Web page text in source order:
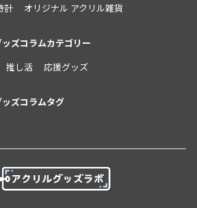
計
オリジナル アクリル雑貨
ズコラムカテゴリー
推し活 応援グッズ
ズコラムタグ